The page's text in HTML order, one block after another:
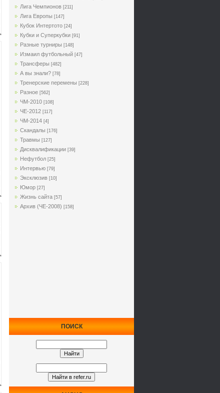
Лига Чемпионов [211]
Лига Европы [147]
Кубок Интертото [24]
Кубки и Суперкубки [91]
Разные турниры [148]
Измаил футбольный [47]
Трансферы [482]
А вы знали? [78]
Тренерские перемены [228]
Разное [562]
ЧМ-2010 [108]
ЧЕ-2012 [117]
ЧМ-2014 [4]
Cкандалы [176]
Травмы [127]
Дисквалификации [39]
Нефутбол [25]
Интервью [79]
Эксклюзив [10]
Юмор [27]
Жизнь сайта [57]
Архив (ЧЕ-2008) [158]
ПОИСК